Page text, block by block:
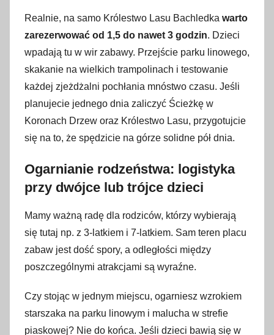
Realnie, na samo Królestwo Lasu Bachledka warto
zarezerwować od 1,5 do nawet 3 godzin. Dzieci
wpadają tu w wir zabawy. Przejście parku linowego,
skakanie na wielkich trampolinach i testowanie
każdej zjeżdżalni pochłania mnóstwo czasu. Jeśli
planujecie jednego dnia zaliczyć Ścieżkę w
Koronach Drzew oraz Królestwo Lasu, przygotujcie
się na to, że spędzicie na górze solidne pół dnia.
Ogarnianie rodzeństwa: logistyka
przy dwójce lub trójce dzieci
Mamy ważną radę dla rodziców, którzy wybierają
się tutaj np. z 3-latkiem i 7-latkiem. Sam teren placu
zabaw jest dość spory, a odległości między
poszczególnymi atrakcjami są wyraźne.
Czy stojąc w jednym miejscu, ogarniesz wzrokiem
starszaka na parku linowym i malucha w strefie
piaskowej? Nie do końca. Jeśli dzieci bawią się w